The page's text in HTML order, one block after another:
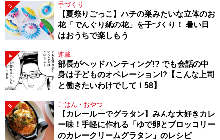
3 手づくり
【夏祭りごっこ】ハチの巣みたいな立体のお
花「でんぐり紙の花」を手づくり！ 暑い日
はおうちで楽しもう
4 連載
部長がヘッドハンティング!? でも会話の中
身は子どものオペレーション!?【こんな上司
と働きたいわけでして！58】
5 ごはん・おやつ
【カレールーでグラタン】みんな大好きカレ
ー味！手軽に作れる「ゆで卵とブロッコリー
のカレークリームグラタン」のレシピ